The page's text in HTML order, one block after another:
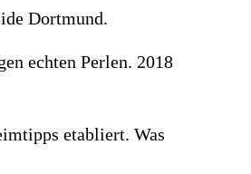
Dortmund.
echten Perlen. 2018
etabliert. Was